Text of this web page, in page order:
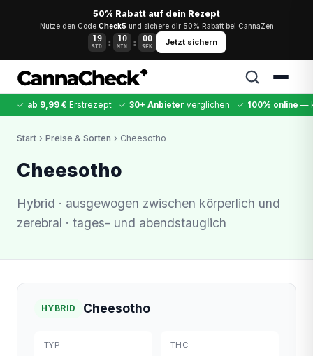
50% Rabatt auf dein Rezept
Nutze den Code Check5und sichere dir 50% Rabatt bei CannaZen
19
STD : 10
MIN : 00
SEK Jetzt sichern
✓ ab 9,99 € Erstrezept ✓ 30+ Anbieter verglichen ✓ 100% online —
Cannabis MDMA
Start › Preise & Sorten › Cheesotho
Cheesotho
Hybrid · ausgewogen zwischen körperlich und
zerebral · tages- und abendstauglich
HYBRID Cheesotho
TYP THC